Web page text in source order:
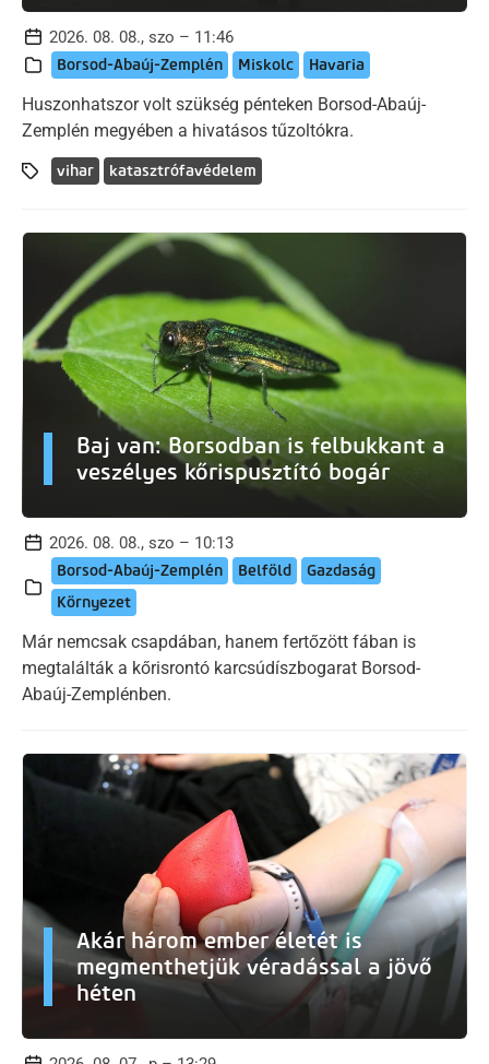
2026. 08. 08., szo – 11:46
Borsod-Abaúj-Zemplén Miskolc Havaria
Huszonhatszor volt szükség pénteken Borsod-Abaúj-
Zemplén megyében a hivatásos tűzoltókra.
vihar katasztrófavédelem
Baj van: Borsodban is felbukkant a
veszélyes kőrispusztító bogár
2026. 08. 08., szo – 10:13
Borsod-Abaúj-Zemplén Belföld
Gazdaság
Környezet
Már nemcsak csapdában, hanem fertőzött fában is
megtalálták a kőrisrontó karcsúdíszbogarat Borsod-
Abaúj-Zemplénben.
Akár három ember életét is
megmenthetjük véradással a jövő
héten